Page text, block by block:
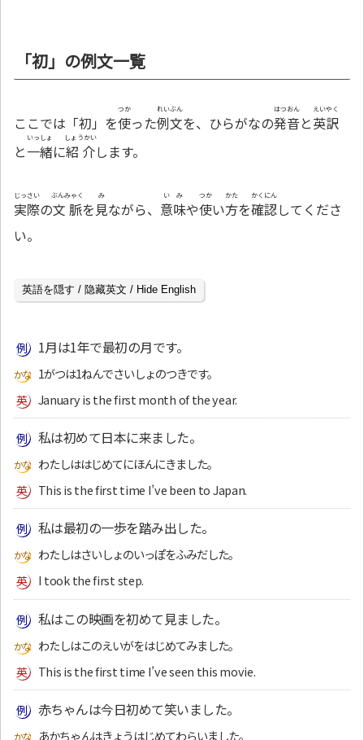
「初」の例文一覧
ここでは「初」を使
つか
った例文
れいぶん
を、ひらがなの発音
はつおん
と英訳
えいやく
と一緒
いっしょ
に紹介
しょうかい
します。
実際
じっさい
の文脈
ぶんみゃく
を見
み
ながら、 意味
いみ
や使
つか
い方
かた
を確認
かくにん
してくださ
い。
英語を隠す / 隐藏英文 / Hide English
1月は1年で最初の月です。
1がつは1ねんでさいしょのつきです。
January is the first month of the year.
私は初めて日本に来ました。
わたしははじめてにほんにきました。
This is the first time I’ve been to Japan.
私は最初の一歩を踏み出した。
わたしはさいしょのいっぽをふみだした。
I took the first step.
私はこの映画を初めて見ました。
わたしはこのえいがをはじめてみました。
This is the first time I’ve seen this movie.
赤ちゃんは今日初めて笑いました。
あかちゃんはきょうはじめてわらいました。